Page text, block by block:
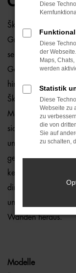
Škoda
Grund. Wer in
sein möchte, spart
Geld und muss
hinnehmen. Warum
Škoda
Mal zugelassen
sich somit schon
und fast noch neue
gewünschte Modell
kennen und
direkt zu Ihnen nach
und ermöglicht
Wänden heraus.
Modelle
Diese
Funktional
Diese
der
Maps,
werden
Statistik
Diese
Webseite zu
zu
die von
Sie auf
zu schalten,